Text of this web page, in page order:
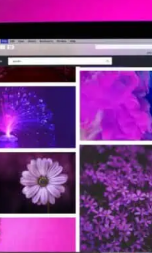
Daarom hebben we
om te zetten naar WebP.
moderne browsers.
zichtbaar
laden — vooral op
je vaak helemaal niet
hebben we bijvoorbeeld:
op pagina’s waar
dus sneller.